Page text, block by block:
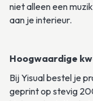
niet alleen een
aan je interieur.
Hoogwaardige
Bij Yisual bestel je
geprint op stevig